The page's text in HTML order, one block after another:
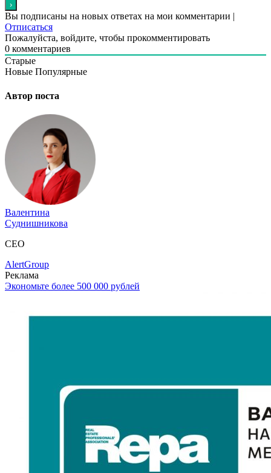
Вы подписаны на новых ответах на мои комментарии |
Отписаться
Пожалуйста, войдите, чтобы прокомментировать
0 комментариев
Старые
Новые Популярные
Автор поста
Валентина
Суднишникова
CEO
AlertGroup
Реклама
Экономьте более 500 000 рублей